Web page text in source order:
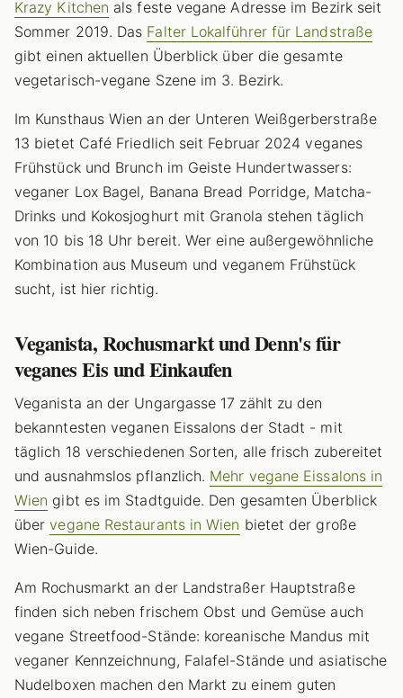
Krazy Kitchen als feste vegane Adresse im Bezirk seit
Sommer 2019. Das Falter Lokalführer für Landstraße
gibt einen aktuellen Überblick über die gesamte
vegetarisch-vegane Szene im 3. Bezirk.
Im Kunsthaus Wien an der Unteren Weißgerberstraße
13 bietet Café Friedlich seit Februar 2024 veganes
Frühstück und Brunch im Geiste Hundertwassers:
veganer Lox Bagel, Banana Bread Porridge, Matcha-
Drinks und Kokosjoghurt mit Granola stehen täglich
von 10 bis 18 Uhr bereit. Wer eine außergewöhnliche
Kombination aus Museum und veganem Frühstück
sucht, ist hier richtig.
Veganista, Rochusmarkt und Denn's für
veganes Eis und Einkaufen
Veganista an der Ungargasse 17 zählt zu den
bekanntesten veganen Eissalons der Stadt - mit
täglich 18 verschiedenen Sorten, alle frisch zubereitet
und ausnahmslos pflanzlich. Mehr vegane Eissalons in
Wien gibt es im Stadtguide. Den gesamten Überblick
übervegane Restaurants in Wien bietet der große
Wien-Guide.
Am Rochusmarkt an der Landstraßer Hauptstraße
finden sich neben frischem Obst und Gemüse auch
vegane Streetfood-Stände: koreanische Mandus mit
veganer Kennzeichnung, Falafel-Stände und asiatische
Nudelboxen machen den Markt zu einem guten